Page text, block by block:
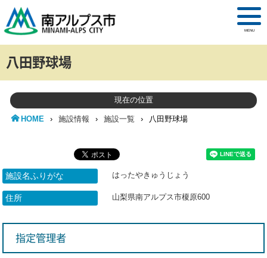
MENU
八田野球場
現在の位置
HOME › 施設情報 › 施設一覧 › 八田野球場
施設名ふりがな はったやきゅうじょう
住所 山梨県南アルプス市榎原600
指定管理者